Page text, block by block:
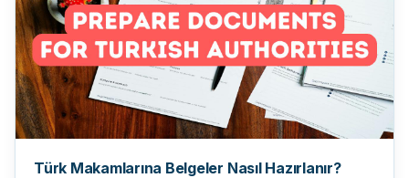
Türk Makamlarına Belgeler Nasıl Hazırlanır?